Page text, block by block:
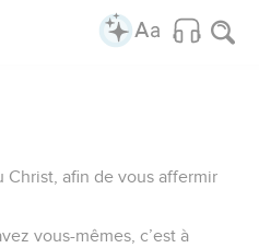
Christ, afin de vous affermir
vous-mêmes, c’est à